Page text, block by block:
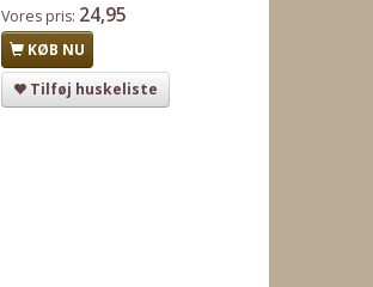
Vores pris: 24,95
KØB NU
Tilføj huskeliste